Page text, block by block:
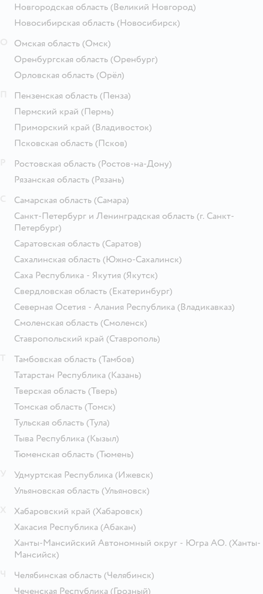
Новгородская область (Великий Новгород)
Новосибирская область (Новосибирск)
Омская область (Омск)
Оренбургская область (Оренбург)
Орловская область (Орёл)
Пензенская область (Пенза)
Пермский край (Пермь)
Приморский край (Владивосток)
Псковская область (Псков)
Ростовская область (Ростов-на-Дону)
Рязанская область (Рязань)
Самарская область (Самара)
Санкт-Петербург и Ленинградская область (г. Санкт-
Петербург)
Саратовская область (Саратов)
Сахалинская область (Южно-Сахалинск)
Саха Республика - Якутия (Якутск)
Свердловская область (Екатеринбург)
Северная Осетия - Алания Республика (Владикавказ)
Смоленская область (Смоленск)
Ставропольский край (Ставрополь)
Тамбовская область (Тамбов)
Татарстан Республика (Казань)
Тверская область (Тверь)
Томская область (Томск)
Тульская область (Тула)
Тыва Республика (Кызыл)
Тюменская область (Тюмень)
Удмуртская Республика (Ижевск)
Ульяновская область (Ульяновск)
Хабаровский край (Хабаровск)
Хакасия Республика (Абакан)
Ханты-Мансийский Автономный округ - Югра АО. (Ханты-
Мансийск)
Челябинская область (Челябинск)
Чеченская Республика (Грозный)